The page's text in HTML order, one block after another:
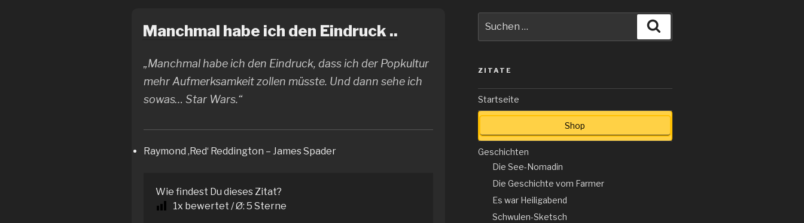
Manchmal habe ich den Eindruck ..
„Manchmal habe ich den Eindruck, dass ich der Popkultur
mehr Aufmerksamkeit zollen müsste. Und dann sehe ich
sowas… Star Wars.“
Raymond ‚Red‘ Reddington – James Spader
Wie findest Du dieses Zitat?
1x bewertet / Ø: 5 Sterne
nach:
ZITATE
Startseite
Shop
Geschichten
Die See-Nomadin
Die Geschichte vom Farmer
Es war Heiligabend
Schwulen-Sketsch